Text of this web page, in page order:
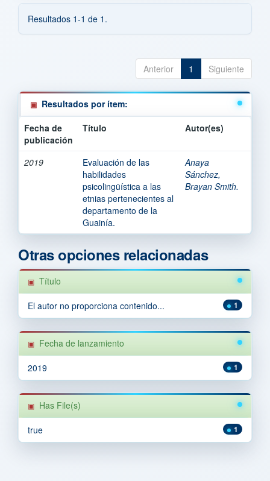
Resultados 1-1 de 1.
Anterior 1 Siguiente
Resultados por ítem:
Fecha de
publicación
Título Autor(es)
2019
Evaluación de las
habilidades
psicolingüística a las
etnias pertenecientes al
departamento de la
Guainía.
Anaya
Sánchez,
Brayan Smith.
Otras opciones relacionadas
Título
1
El autor no proporciona contenido...
Fecha de lanzamiento
1
2019
Has File(s)
1
true